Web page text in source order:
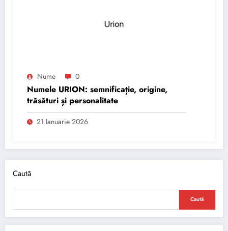
Nume 0
Numele URION: semnificație, origine,
trăsături și personalitate
21 Ianuarie 2026
Caută
Caută